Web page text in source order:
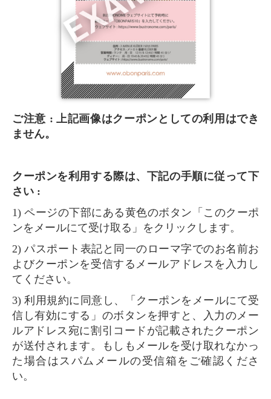
ご注意 : 上記画像はクーポンとしての利用はでき
ません。
クーポンを利用する際は、下記の手順に従って下
さい :
1) ページの下部にある黄色のボタン「このクーポ
ンをメールにて受け取る」をクリックします。
2) パスポート表記と同一のローマ字でのお名前お
よびクーポンを受信するメールアドレスを入力し
てください。
3) 利用規約に同意し、「クーポンをメールにて受
信し有効にする」のボタンを押すと、入力のメー
ルアドレス宛に割引コードが記載されたクーポン
が送付されます。もしもメールを受け取れなかっ
た場合はスパムメールの受信箱をご確認くださ
い。